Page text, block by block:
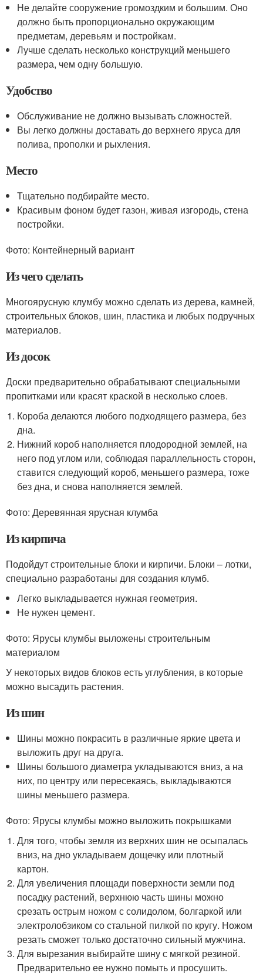
Не делайте сооружение громоздким и большим. Оно
должно быть пропорционально окружающим
предметам, деревьям и постройкам.
Лучше сделать несколько конструкций меньшего
размера, чем одну большую.
Удобство
Обслуживание не должно вызывать сложностей.
Вы легко должны доставать до верхнего яруса для
полива, прополки и рыхления.
Место
Тщательно подбирайте место.
Красивым фоном будет газон, живая изгородь, стена
постройки.
Фото: Контейнерный вариант
Из чего сделать
Многоярусную клумбу можно сделать из дерева, камней,
строительных блоков, шин, пластика и любых подручных
материалов.
Из досок
Доски предварительно обрабатывают специальными
пропитками или красят краской в несколько слоев.
Короба делаются любого подходящего размера, без
дна.
Нижний короб наполняется плодородной землей, на
него под углом или, соблюдая параллельность сторон,
ставится следующий короб, меньшего размера, тоже
без дна, и снова наполняется землей.
Фото: Деревянная ярусная клумба
Из кирпича
Подойдут строительные блоки и кирпичи. Блоки – лотки,
специально разработаны для создания клумб.
Легко выкладывается нужная геометрия.
Не нужен цемент.
Фото: Ярусы клумбы выложены строительным
материалом
У некоторых видов блоков есть углубления, в которые
можно высадить растения.
Из шин
Шины можно покрасить в различные яркие цвета и
выложить друг на друга.
Шины большого диаметра укладываются вниз, а на
них, по центру или пересекаясь, выкладываются
шины меньшего размера.
Фото: Ярусы клумбы можно выложить покрышками
Для того, чтобы земля из верхних шин не осыпалась
вниз, на дно укладываем дощечку или плотный
картон.
Для увеличения площади поверхности земли под
посадку растений, верхнюю часть шины можно
срезать острым ножом с солидолом, болгаркой или
электролобзиком со стальной пилкой по кругу. Ножом
резать сможет только достаточно сильный мужчина.
Для вырезания выбирайте шину с мягкой резиной.
Предварительно ее нужно помыть и просушить.